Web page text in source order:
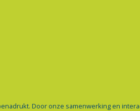
Door onze samenwerking en